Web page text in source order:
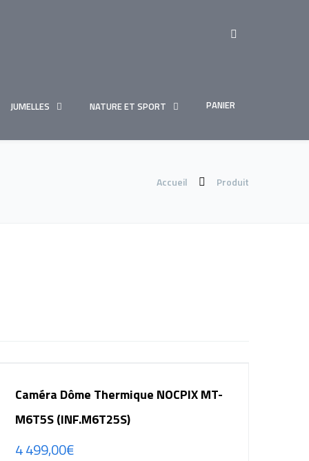
JUMELLES NATURE ET SPORT PANIER
Accueil Produit
Caméra Dôme Thermique NOCPIX MT-
M6T5S (INF.M6T25S)
4 499,00€